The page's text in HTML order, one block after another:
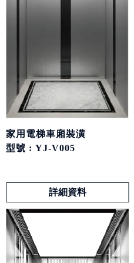
家用電梯車廂裝潢
型號 : YJ-V005
詳細資料